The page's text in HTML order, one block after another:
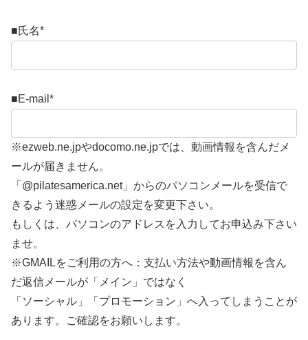
■氏名*
■E-mail *
※ezweb.ne.jpやdocomo.ne.jpでは、動画情報を含んだメ
ールが届きません。
「@pilatesamerica.net」からのパソコンメールを受信で
きるよう迷惑メールの設定を変更下さい。
もしくは、パソコンのアドレスを入力してお申込み下さい
ませ。
※GMAILをご利用の方へ：支払い方法や動画情報を含ん
だ返信メールが「メイン」ではなく
「ソーシャル」「プロモーション」へ入ってしまうことが
あります。ご確認をお願いします。